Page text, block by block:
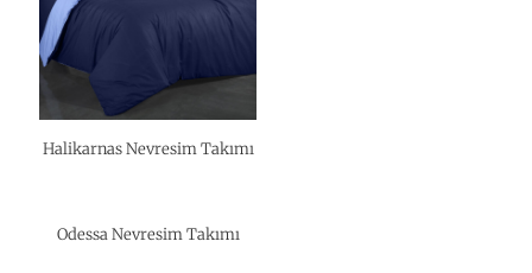
Halikarnas Nevresim Takımı
Odessa Nevresim Takımı